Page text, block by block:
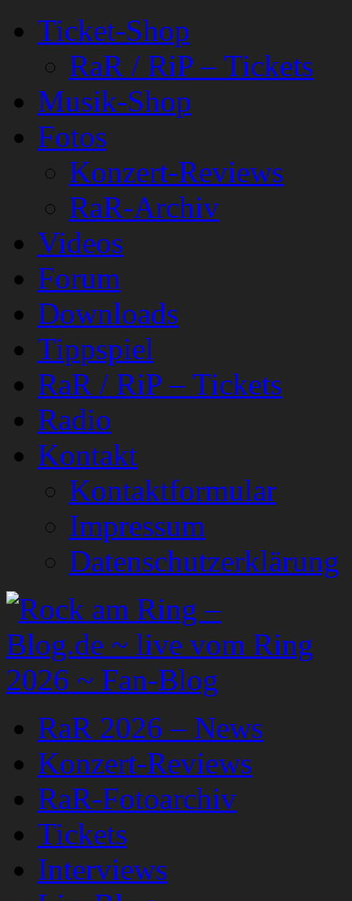
Ticket-Shop
RaR / RiP – Tickets
Musik-Shop
Fotos
Konzert-Reviews
RaR-Archiv
Videos
Forum
Downloads
Tippspiel
RaR / RiP – Tickets
Radio
Kontakt
Kontaktformular
Impressum
Datenschutzerklärung
RaR 2026 – News
Konzert-Reviews
RaR-Fotoarchiv
Tickets
Interviews